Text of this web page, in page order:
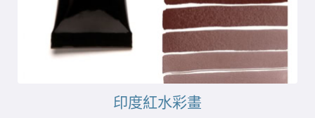
印度紅水彩畫